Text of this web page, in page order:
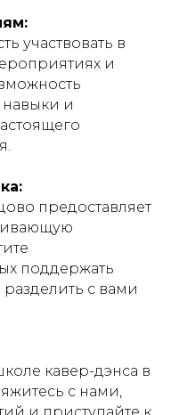
участвовать в
и
и
предоставляет
поддержать
с вами
кавер-дэнса в
с нами,
и приступайте к